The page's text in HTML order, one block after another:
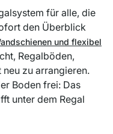
für alle, die
den Überblick
und flexibel
Regalböden,
zu arrangieren.
Boden frei: Das
unter dem Regal